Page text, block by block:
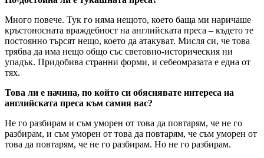
Много повече. Тук го няма нещото, което баща ми наричаше
кръстоносната враждебност на английската преса – където те
постоянно търсят нещо, което да атакуват. Мисля си, че това
трябва да има нещо общо със световно-историческия ни
упадък. Придобива странни форми, и себеомразата е една от
тях.
Това ли е начина, по който си обяснявате интереса на
английската преса към самия вас?
Не го разбирам и съм уморен от това да повтарям, че не го
разбирам, и съм уморен от това да повтарям, че съм уморен от
това да повтарям, че не го разбирам. Но не го разбирам.